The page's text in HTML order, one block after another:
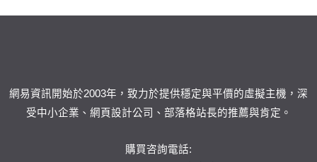
網易資訊開始於2003年，致力於提供穩定與平價的虛擬主機，深
受中小企業、網頁設計公司、部落格站長的推薦與肯定。
購買咨詢電話: